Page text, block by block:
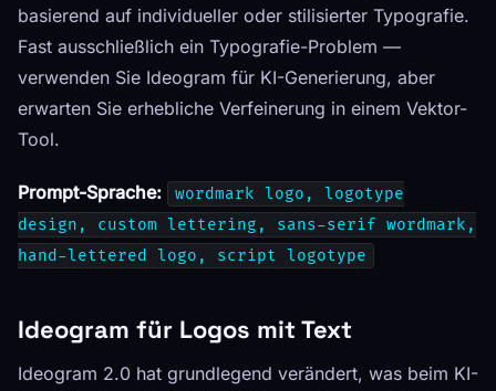
basierend auf individueller oder stilisierter Typografie.
Fast ausschließlich ein Typografie-Problem —
verwenden Sie Ideogram für KI-Generierung, aber
erwarten Sie erhebliche Verfeinerung in einem Vektor-
Tool.
Prompt-Sprache:
wordmark logo, logotype
design, custom lettering, sans-serif wordmark,
hand-lettered logo, script logotype
Ideogram für Logos mit Text
Ideogram 2.0 hat grundlegend verändert, was beim KI-